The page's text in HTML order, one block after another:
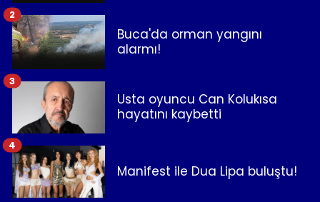
Buca'da orman yangını
alarmı!
2
Usta oyuncu Can Kolukısa
hayatını kaybetti
3
Manifest ile Dua Lipa buluştu!
4